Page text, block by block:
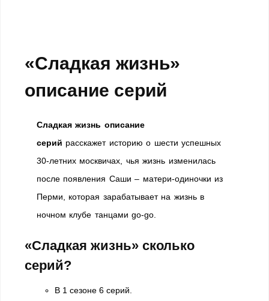
«Сладкая жизнь»
описание серий
Сладкая жизнь описание
серий расскажет историю о шести успешных
30-летних москвичах, чья жизнь изменилась
после появления Саши – матери-одиночки из
Перми, которая зарабатывает на жизнь в
ночном клубе танцами go-go.
«Сладкая жизнь» сколько
серий?
В 1 сезоне 6 серий.